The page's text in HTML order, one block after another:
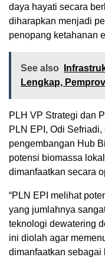
daya hayati secara
diharapkan menjadi
penopang ketahanan
See also
Lengkap,
PLH VP Strategi dan
PLN EPI, Odi
pengembangan Hub
potensi biomassa
dimanfaatkan secara
“PLN EPI melihat
yang jumlahnya
teknologi dewatering
ini diolah agar
dimanfaatkan sebagai